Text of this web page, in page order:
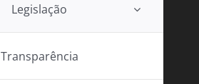
Legislação
Transparência